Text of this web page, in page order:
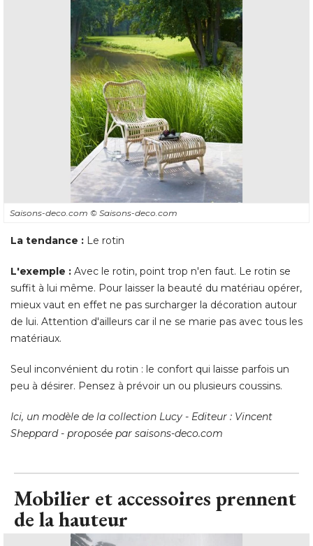
Saisons-deco.com © Saisons-deco.com
La tendance : Le rotin
L'exemple : Avec le rotin, point trop n'en faut. Le rotin se
suffit à lui même. Pour laisser la beauté du matériau opérer,
mieux vaut en effet ne pas surcharger la décoration autour
de lui. Attention d'ailleurs car il ne se marie pas avec tous les
matériaux.
Seul inconvénient du rotin : le confort qui laisse parfois un
peu à désirer. Pensez à prévoir un ou plusieurs coussins.
Ici, un modèle de la collection Lucy - Editeur : Vincent
Sheppard - proposée par saisons-deco.com
Mobilier et accessoires prennent
de la hauteur